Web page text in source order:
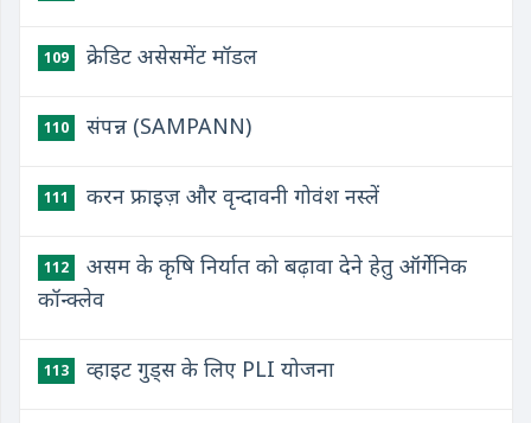
109 क्रेडिट असेसमेंट मॉडल
110 संपन्न (SAMPANN)
111 करन फ्राइज़ और वृन्दावनी गोवंश नस्लें
112
असम के कृषि निर्यात को बढ़ावा देने हेतु ऑर्गेनिक
कॉन्क्लेव
113 व्हाइट गुड्स के लिए PLI योजना